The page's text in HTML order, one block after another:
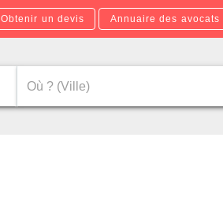
Obtenir un devis Annuaire des avocats